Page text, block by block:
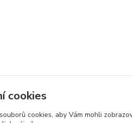
cookies
cookies, aby Vám mohli